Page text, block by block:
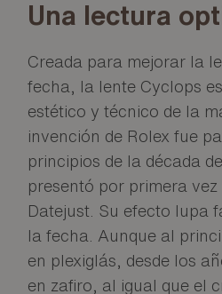
Una lectura
Creada para mejorar la
fecha, la lente Cyclops
estético y técnico de la
invención de Rolex fue
principios de la década
presentó por primera vez
Datejust. Su efecto lupa
la fecha. Aunque al
en plexiglás, desde los
en zafiro, al igual que el